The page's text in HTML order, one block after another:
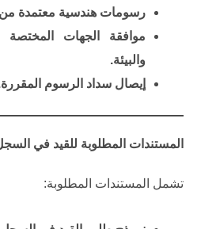
​رسومات هندسية معتمدة
​موافقة الجهات المختصة
والبيئة.
​إيصال سداد الرسوم
المستندات المطلوبة للقيد في
تشمل المستندات المطلوبة:​